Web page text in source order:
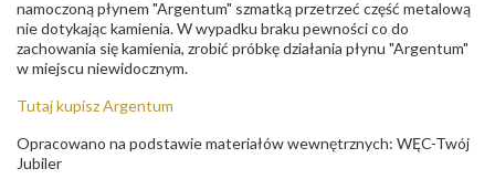
namoczoną płynem "Argentum" szmatką przetrzeć część metalową
nie dotykając kamienia. W wypadku braku pewności co do
zachowania się kamienia, zrobić próbkę działania płynu "Argentum"
w miejscu niewidocznym.
Tutaj kupisz Argentum
Opracowano na podstawie materiałów wewnętrznych: WĘC-Twój
Jubiler